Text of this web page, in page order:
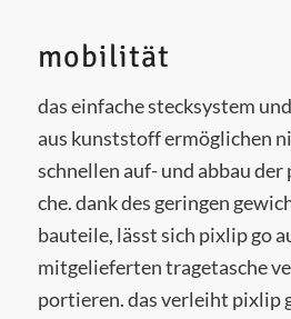
mobilität
das ein­fa­che steck­sys­tem
aus kunst­stoff ermög­li­chen
schnel­len auf- und abbau
che. dank des gerin­gen
bau­tei­le, lässt sich pixlip go
mit­ge­lie­fer­ten tra­ge­ta­sche
por­tie­ren. das ver­leiht pixlip